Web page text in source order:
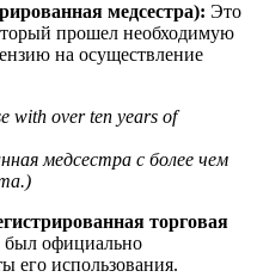
медсестра): Это
прошел необходимую
на осуществление
with over ten years of
медсестра с более чем
торговая
был официально
его использования.